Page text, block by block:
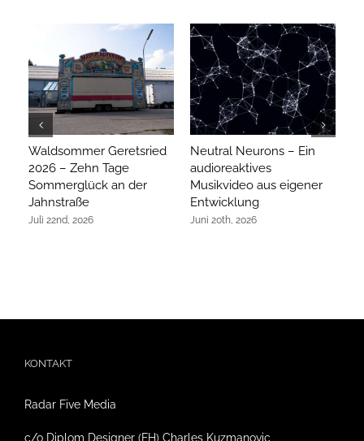
Waldsommer Geretsried
2026 – Zehn Tage
Sommerglück an der
Jahnstraße
Juli 22nd, 2026
Neutral Neurons – Ein
audioreaktives
Musikvideo aus eigener
Entwicklung
Juni 20th, 2026
KONTAKT
Radar Five Media
c/o Diplom Designer (FH) Charles Kuzmanovic